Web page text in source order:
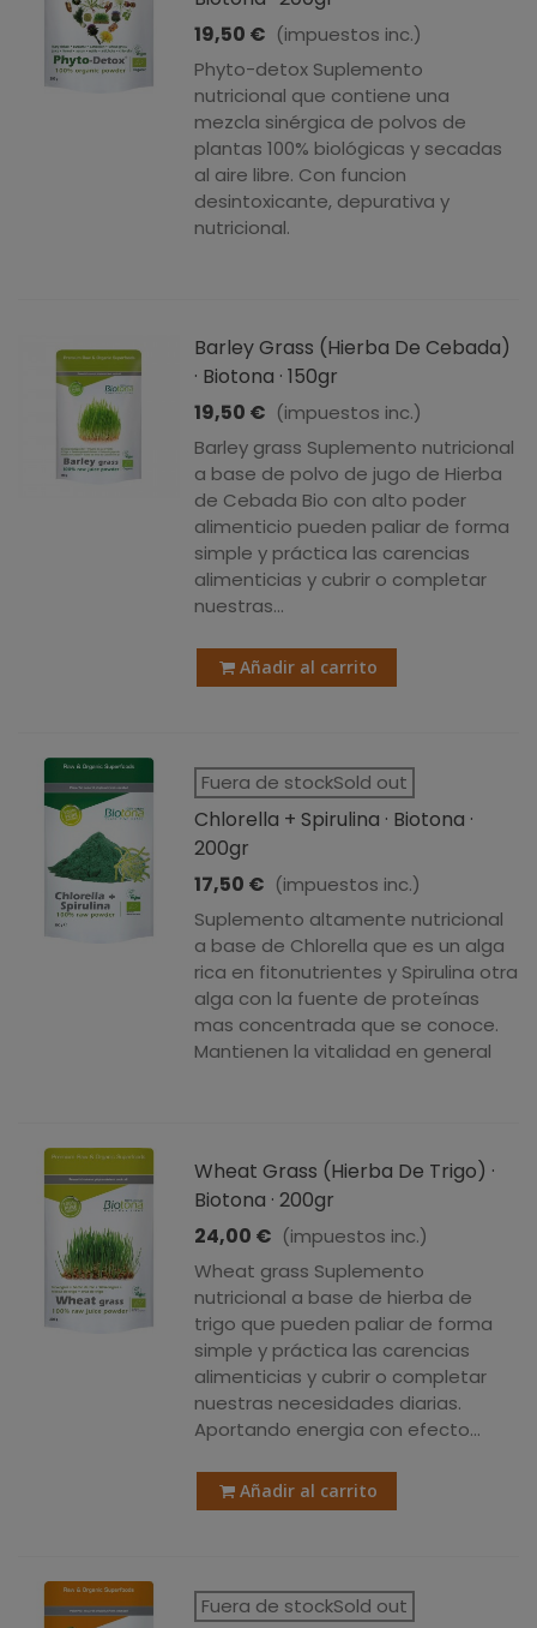
19,50 € (impuestos inc.)
Phyto-detox Suplemento
nutricional que contiene una
mezcla sinérgica de polvos de
plantas 100% biológicas y secadas
al aire libre. Con funcion
desintoxicante, depurativa y
nutricional.
Barley Grass (Hierba De Cebada)
· Biotona · 150gr
19,50 € (impuestos inc.)
Barley grass Suplemento nutricional
a base de polvo de jugo de Hierba
de Cebada Bio con alto poder
alimenticio pueden paliar de forma
simple y práctica las carencias
alimenticias y cubrir o completar
nuestras...
Añadir al carrito
Fuera de stockSold out
Chlorella + Spirulina · Biotona ·
200gr
17,50 € (impuestos inc.)
Suplemento altamente nutricional
a base de Chlorella que es un alga
rica en fitonutrientes y Spirulina otra
alga con la fuente de proteínas
mas concentrada que se conoce.
Mantienen la vitalidad en general
Wheat Grass (Hierba De Trigo) ·
Biotona · 200gr
24,00 € (impuestos inc.)
Wheat grass Suplemento
nutricional a base de hierba de
trigo que pueden paliar de forma
simple y práctica las carencias
alimenticias y cubrir o completar
nuestras necesidades diarias.
Aportando energia con efecto...
Añadir al carrito
Fuera de stockSold out